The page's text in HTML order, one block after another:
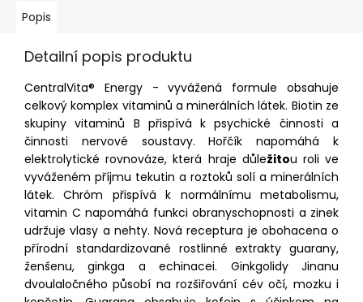
Popis
Detailní popis produktu
CentralVita® Energy - vyvážená formule obsahuje
celkový komplex vitaminů a minerálních látek. Biotin ze
skupiny vitaminů B přispívá k psychické činnosti a
činnosti nervové soustavy. Hořčík napomáhá k
elektrolytické rovnováze, která hraje důležitou roli ve
vyváženém příjmu tekutin a roztoků solí a minerálních
látek. Chróm přispívá k normálnímu metabolismu,
vitamin C napomáhá funkci obranyschopnosti a zinek
udržuje vlasy a nehty. Nová receptura je obohacena o
přírodní standardizované rostlinné extrakty guarany,
ženšenu, ginkga a echinacei. Ginkgolidy Jinanu
dvoulaločného působí na rozšiřování cév očí, mozku i